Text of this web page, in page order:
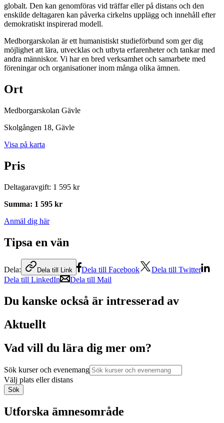
globalt. Den kan genomföras vid träffar eller på distans och den
enskilde deltagaren kan påverka cirkelns upplägg och innehåll efter
demokratiskt inspirerad modell.
Medborgarskolan är ett humanistiskt studieförbund som ger dig
möjlighet att lära, utvecklas och utbyta erfarenheter och tankar med
andra människor. Vi har en bred verksamhet och samarbete med
föreningar och organisationer inom många olika ämnen.
Ort
Medborgarskolan Gävle
Skolgången 18, Gävle
Visa på karta
Pris
Deltagaravgift: 1 595 kr
Summa: 1 595 kr
Anmäl dig här
Tipsa en vän
Dela: Dela till Link Dela till Facebook
Dela till Twitter
Dela till LinkedIn
Dela till Mail
Du kanske också är intresserad av
Aktuellt
Vad vill du lära dig mer om?
Sök kurser och evenemang
Välj plats eller distans
Sök
Utforska ämnesområde